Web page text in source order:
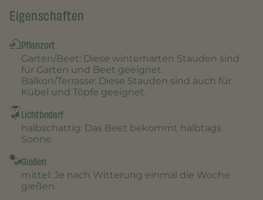
Eigenschaften
Pflanzort
Garten/Beet: Diese winterharten Stauden sind
für Garten und Beet geeignet.
Balkon/Terrasse: Diese Stauden sind auch für
Kübel und Töpfe geeignet.
Lichtbedarf
halbschattig: Das Beet bekommt halbtags
Sonne.
Gießen
mittel: Je nach Witterung einmal die Woche
gießen.